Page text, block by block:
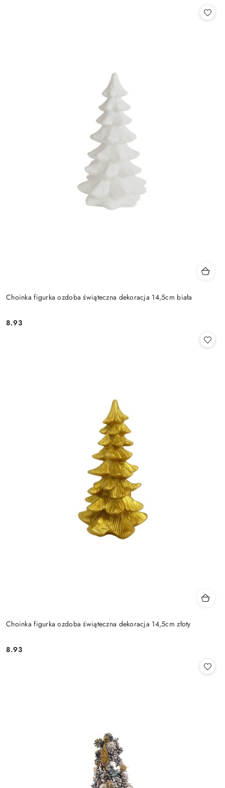
Choinka figurka ozdoba świąteczna dekoracja 14,5cm biała
Cena:
8.93
Choinka figurka ozdoba świąteczna dekoracja 14,5cm złoty
Cena:
8.93